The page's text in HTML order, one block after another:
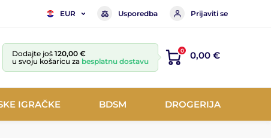
EUR Usporedba Prijaviti se
Dodajte još 120,00 €
u svoju košaricu za besplatnu dostavu
0 0,00 €
IGRAČKE BDSM DROGERIJA